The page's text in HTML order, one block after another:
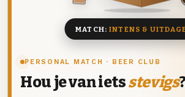
PERSONAL MATCH · BEER CLUB
Hou je van ietsstevigs
MATCH:INTENS &